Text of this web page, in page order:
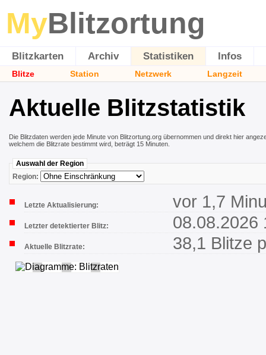
MyBlitzortung
Blitzkarten Archiv Statistiken Infos
Blitze Station Netzwerk Langzeit
Aktuelle Blitzstatistik
Die Blitzdaten werden jede Minute von Blitzortung.org übernommen und direkt hier
welchem die Blitzrate bestimmt wird, beträgt 15 Minuten.
Auswahl der Region
Region:
Letzte Aktualisierung: vor 1,7
Letzter detektierter Blitz: 08.08.2026
Aktuelle Blitzrate: 38,1 Blitze